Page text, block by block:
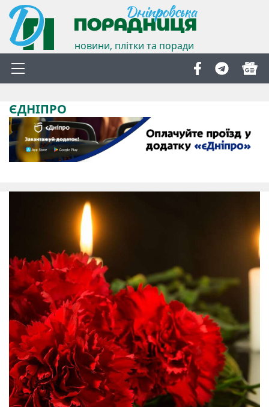
новини, плітки та поради
ЄДНІПРО